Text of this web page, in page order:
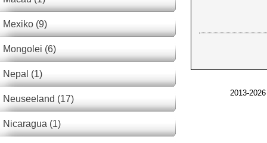
Mexiko (9)
Mongolei (6)
Nepal (1)
Neuseeland (17)
Nicaragua (1)
2013-